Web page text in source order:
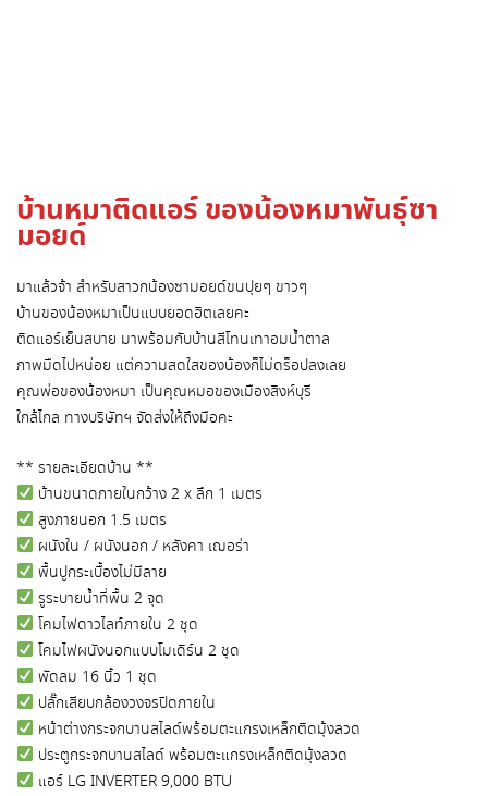
บ้านหมาติดแอร์ ของน้องหมาพันธุ์ซา
มอยด์
มาแล้วจ้า สำหรับสาวกน้องซามอยด์ขนปุยๆ ขาวๆ
บ้านของน้องหมาเป็นแบบยอดฮิตเลยคะ
ติดแอร์เย็นสบาย มาพร้อมกับบ้านสีโทนเทาอมน้ำตาล
ภาพมืดไปหน่อย แต่ความสดใสของน้องก็ไม่ดร็อปลงเลย
คุณพ่อของน้องหมา เป็นคุณหมอของเมืองสิงห์บุรี
ใกล้ไกล ทางบริษัทฯ จัดส่งให้ถึงมือคะ
** รายละเอียดบ้าน **
บ้านขนาดภายในกว้าง 2 x ลึก 1 เมตร
สูงภายนอก 1.5 เมตร
ผนังใน / ผนังนอก / หลังคา เฌอร่า
พื้นปูกระเบื้องไม่มีลาย
รูระบายน้ำที่พื้น 2 จุด
โคมไฟดาวไลท์ภายใน 2 ชุด
โคมไฟผนังนอกแบบโมเดิร์น 2 ชุด
พัดลม 16 นิ้ว 1 ชุด
ปลั๊กเสียบกล้องวงจรปิดภายใน
หน้าต่างกระจกบานสไลด์พร้อมตะแกรงเหล็กติดมุ้งลวด
ประตูกระจกบานสไลด์ พร้อมตะแกรงเหล็กติดมุ้งลวด
แอร์ LG INVERTER 9,000 BTU